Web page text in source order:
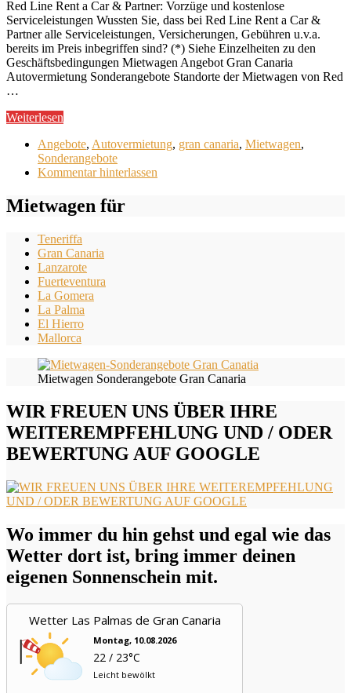
Red Line Rent a Car & Partner: Vorzüge und kostenlose
Serviceleistungen Wussten Sie, dass bei Red Line Rent a Car &
Partner alle Serviceleistungen, Versicherungen, Gebühren u.v.a.
bereits im Preis inbegriffen sind? (*) Siehe Einzelheiten zu den
Geschäftsbedingungen Mietwagen Angebot Gran Canaria
Autovermietung Sonderangebote Standorte der Mietwagen von Red
…
Weiterlesen
Angebote, Autovermietung, gran canaria, Mietwagen,
Sonderangebote
Kommentar hinterlassen
Mietwagen für
Teneriffa
Gran Canaria
Lanzarote
Fuerteventura
La Gomera
La Palma
El Hierro
Mallorca
Mietwagen Sonderangebote Gran Canaria
WIR FREUEN UNS ÜBER IHRE
WEITEREMPFEHLUNG UND / ODER
BEWERTUNG AUF GOOGLE
Wo immer du hin gehst und egal wie das
Wetter dort ist, bring immer deinen
eigenen Sonnenschein mit.
Wetter Las Palmas de Gran Canaria
Montag, 10.08.2026
22 / 23°C
Leicht bewölkt